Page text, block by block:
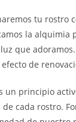
tu rostro
la alquimia
que
de
un principio
cada rostro.